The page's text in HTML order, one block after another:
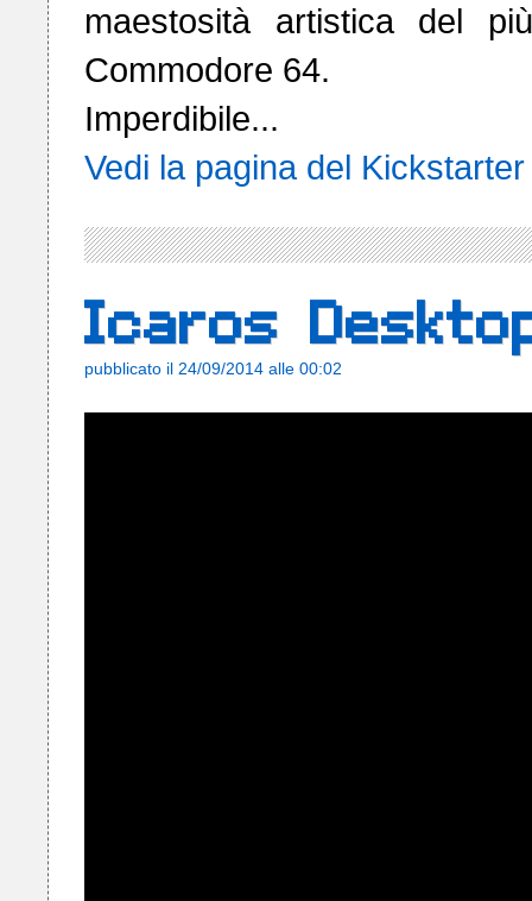
maestosità artistica del
Commodore 64.
Vedi la pagina del
Icaros
pubblicato il 24/09/2014 alle 00:02